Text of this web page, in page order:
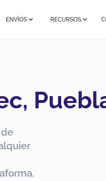
ENVÍOS RECURSOS